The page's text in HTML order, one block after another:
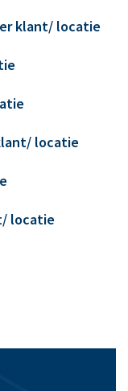
klant/ locatie
locatie
locatie